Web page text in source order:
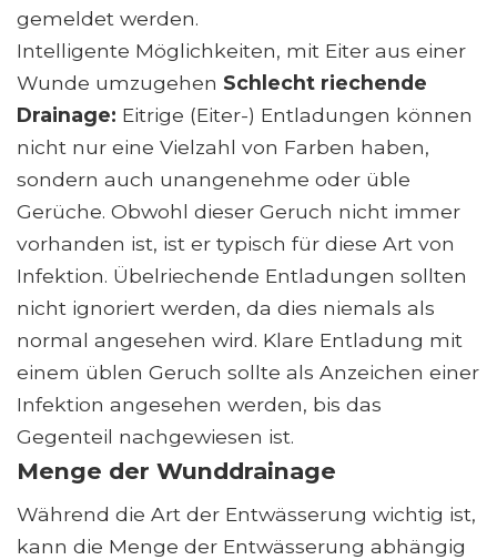
gemeldet werden.
Intelligente Möglichkeiten, mit Eiter aus einer
Wunde umzugehen Schlecht riechende
Drainage: Eitrige (Eiter-) Entladungen können
nicht nur eine Vielzahl von Farben haben,
sondern auch unangenehme oder üble
Gerüche. Obwohl dieser Geruch nicht immer
vorhanden ist, ist er typisch für diese Art von
Infektion. Übelriechende Entladungen sollten
nicht ignoriert werden, da dies niemals als
normal angesehen wird. Klare Entladung mit
einem üblen Geruch sollte als Anzeichen einer
Infektion angesehen werden, bis das
Gegenteil nachgewiesen ist.
Menge der Wunddrainage
Während die Art der Entwässerung wichtig ist,
kann die Menge der Entwässerung abhängig